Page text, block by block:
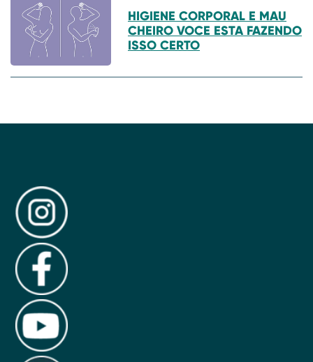
HIGIENE CORPORAL E MAU
CHEIRO VOCE ESTA FAZENDO
ISSO CERTO